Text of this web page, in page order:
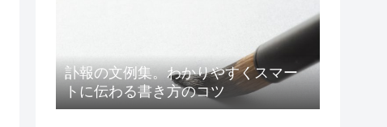
訃報の文例集。わかりやすくスマー
トに伝わる書き方のコツ